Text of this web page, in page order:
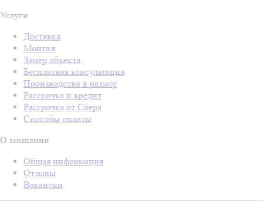
Услуги
Доставка
Монтаж
Замер объекта
Бесплатная консультация
Производство в размер
Рассрочка и кредит
Рассрочка от Сбера
Способы оплаты
О компании
Общая информация
Отзывы
Вакансии